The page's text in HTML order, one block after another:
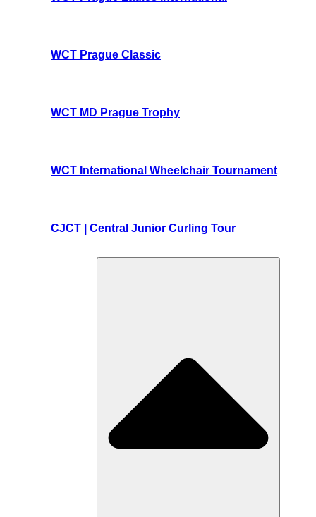
WCT Prague Classic
WCT MD Prague Trophy
WCT International Wheelchair Tournament
CJCT | Central Junior Curling Tour